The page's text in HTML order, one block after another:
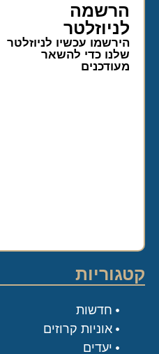
הרשמה
לניוזלטר​
הירשמו עכשיו לניוזלטר
שלנו כדי להשאר
מעודכנים
קטגוריות
חדשות
אוניות קרוזים
יעדים